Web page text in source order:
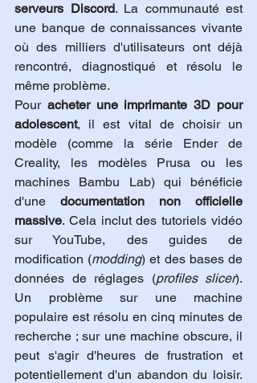
serveurs Discord. La communauté est
une banque de connaissances vivante
où des milliers d'utilisateurs ont déjà
rencontré, diagnostiqué et résolu le
même problème.
Pour acheter une imprimante 3D pour
adolescent, il est vital de choisir un
modèle (comme la série Ender de
Creality, les modèles Prusa ou les
machines Bambu Lab) qui bénéficie
d'une documentation non officielle
massive. Cela inclut des tutoriels vidéo
sur YouTube, des guides de
modification (modding) et des bases de
données de réglages (profiles slicer).
Un problème sur une machine
populaire est résolu en cinq minutes de
recherche ; sur une machine obscure, il
peut s'agir d'heures de frustration et
potentiellement d'un abandon du loisir.